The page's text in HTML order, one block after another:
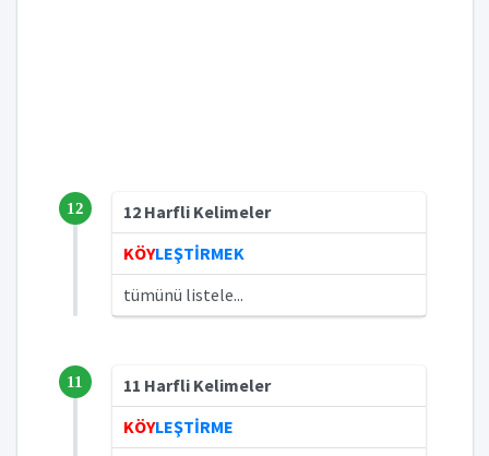
12
12 Harfli Kelimeler
KÖYLEŞTİRMEK
tümünü listele...
11
11 Harfli Kelimeler
KÖYLEŞTİRME